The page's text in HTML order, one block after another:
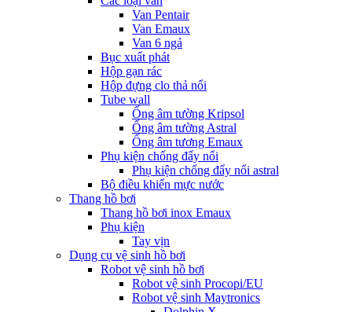
Van Pentair
Van Emaux
Van 6 ngả
Bục xuất phát
Hộp gạn rác
Hộp đựng clo thả nổi
Tube wall
Ống âm tường Kripsol
Ống âm tường Astral
Ống âm tương Emaux
Phụ kiện chống đẩy nổi
Phụ kiện chống đẩy nổi astral
Bộ điều khiển mực nước
Thang hồ bơi
Thang hồ bơi inox Emaux
Phụ kiện
Tay vịn
Dụng cụ vệ sinh hồ bơi
Robot vệ sinh hồ bơi
Robot vệ sinh Procopi/EU
Robot vệ sinh Maytronics